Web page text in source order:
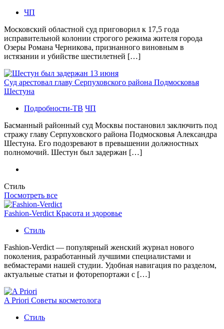
ЧП
Московский областной суд приговорил к 17,5 года
исправительной колонии строгого режима жителя города
Озеры Романа Черникова, признанного виновным в
истязании и убийстве шестилетней […]
Суд арестовал главу Серпуховского района Подмосковья
Шестуна
Подробности-ТВ ЧП
Басманный районный суд Москвы постановил заключить под
стражу главу Серпуховского района Подмосковья Александра
Шестуна. Его подозревают в превышении должностных
полномочий. Шестун был задержан […]
Стиль
Посмотреть все
Fashion-Verdict Красота и здоровье
Стиль
Fashion-Verdict — популярный женский журнал нового
поколения, разработанный лучшими специалистами и
вебмастерами нашей студии. Удобная навигация по разделом,
актуальные статьи и фоторепортажи с […]
A Priori Советы косметолога
Стиль